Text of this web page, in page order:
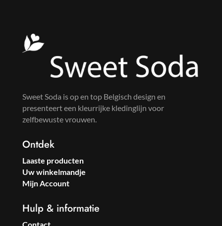
Sweet Soda is op en top Belgisch design en
presenteert een kleurrijke kledinglijn voor
zelfbewuste vrouwen.
Ontdek
Laaste producten
Uw winkelmandje
Mijn Account
Hulp & informatie